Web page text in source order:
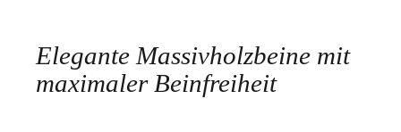
Elegante Massivholzbeine mit
maximaler Beinfreiheit